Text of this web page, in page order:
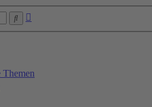
Suche
Themen